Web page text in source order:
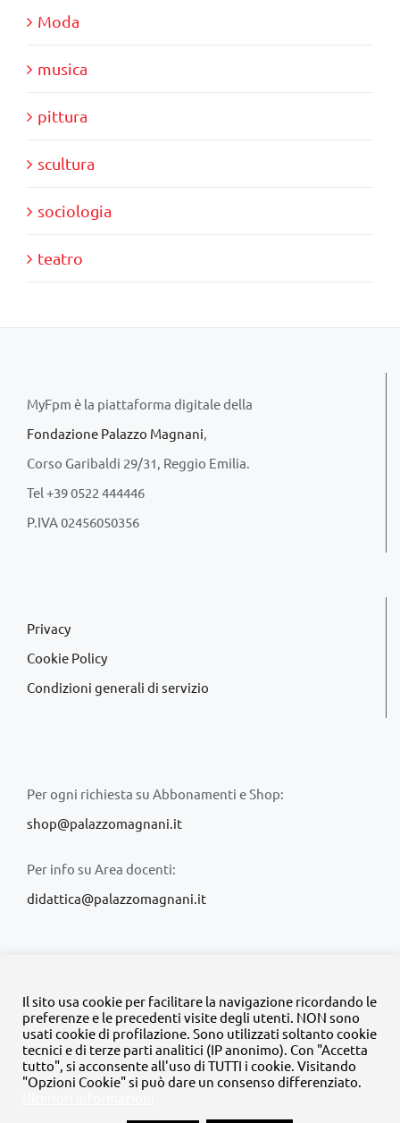
Moda
musica
pittura
scultura
sociologia
teatro
MyFpm è la piattaforma digitale della
Fondazione Palazzo Magnani,
Corso Garibaldi 29/31, Reggio Emilia.
Tel +39 0522 444446
P.IVA 02456050356
Privacy
Cookie Policy
Condizioni generali di servizio
Per ogni richiesta su Abbonamenti e Shop:
shop@palazzomagnani.it
Per info su Area docenti:
didattica@palazzomagnani.it
© Copyright 2020 -2026 | Tutti i diritti riservati | MyFpm è un
progetto dellaFondazione Palazzo Magnani
Il sito usa cookie per facilitare la navigazione ricordando le
preferenze e le precedenti visite degli utenti. NON sono
usati cookie di profilazione. Sono utilizzati soltanto cookie
tecnici e di terze parti analitici (IP anonimo). Con "Accetta
tutto", si acconsente all'uso di TUTTI i cookie. Visitando
"Opzioni Cookie" si può dare un consenso differenziato.